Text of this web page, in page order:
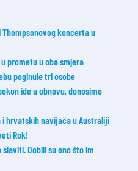
koncerta u
prometu u oba smjera
poginule tri osobe
ide u obnovu, donosimo
i hrvatskih navijača u Australiji
Rok!
Dobili su ono što im